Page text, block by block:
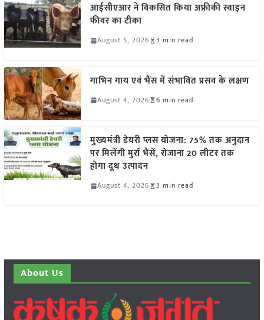
आईसीएआर ने विकसित किया अफ्रीकी स्वाइन
फीवर का टीका
August 5, 2026 3 min read
गाभिन गाय एवं भैंस में संभावित प्रसव के लक्षण
August 4, 2026 6 min read
मुख्यमंत्री डेयरी प्लस योजना: 75% तक अनुदान
पर मिलेंगी मुर्रा भैंसें, रोजाना 20 लीटर तक
होगा दूध उत्पादन
August 4, 2026 3 min read
About Us